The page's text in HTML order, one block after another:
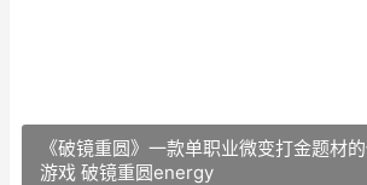
《破镜重圆》一款单职业微变打金题材
游戏 破镜重圆energy